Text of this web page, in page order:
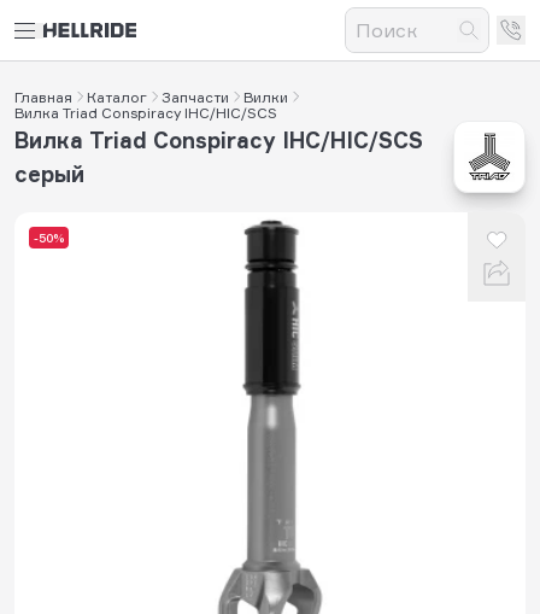
Главная Каталог Запчасти
Вилки
Вилка Triad Conspiracy IHC/HIC/SCS
-50%
Вилка Triad Conspiracy IHC/HIC/SCS
серый